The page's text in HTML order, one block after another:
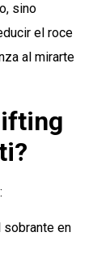
sino
el roce
al mirarte
en